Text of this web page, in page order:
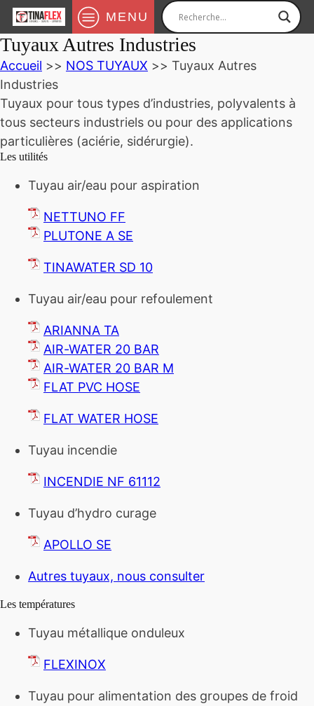
MENU
Tuyaux Autres Industries
Accueil >> NOS TUYAUX >> Tuyaux Autres
Industries
Tuyaux pour tous types d’industries, polyvalents à
tous secteurs industriels ou pour des applications
particulières (aciérie, sidérurgie).
Les utilités
Tuyau air/eau pour aspiration
NETTUNO FF
PLUTONE A SE
TINAWATER SD 10
Tuyau air/eau pour refoulement
ARIANNA TA
AIR-WATER 20 BAR
AIR-WATER 20 BAR M
FLAT PVC HOSE
FLAT WATER HOSE
Tuyau incendie
INCENDIE NF 61112
Tuyau d’hydro curage
APOLLO SE
Autres tuyaux, nous consulter
Les températures
Tuyau métallique onduleux
FLEXINOX
Tuyau pour alimentation des groupes de froid